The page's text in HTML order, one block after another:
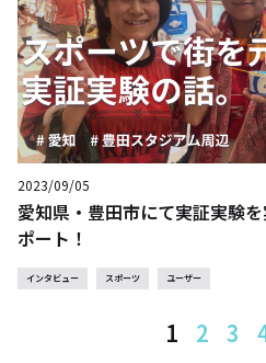
2023/09/05
愛知県・豊田市にて実証実験
ポート！
インタビュー スポーツ ユーザー
1 2 3